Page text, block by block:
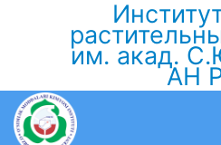
им. акад.
АН